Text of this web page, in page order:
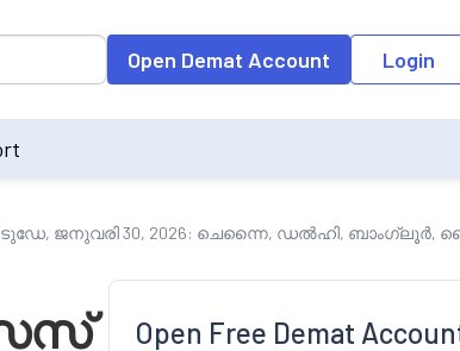
On entering data into the input field, the suggestion
Open Demat Account Login
30, 2026: ചെന്നൈ, ഡൽഹി, ബാംഗ്ലൂർ,
Open Free Demat